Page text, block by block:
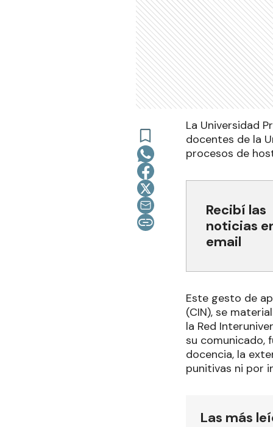
La Universidad
docentes de la
procesos de
Recibí las
noticias
email
Este gesto de
(CIN), se
la Red
su comunicado,
docencia, la
punitivas ni por
Las más